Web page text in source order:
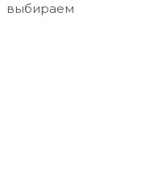
выбираем